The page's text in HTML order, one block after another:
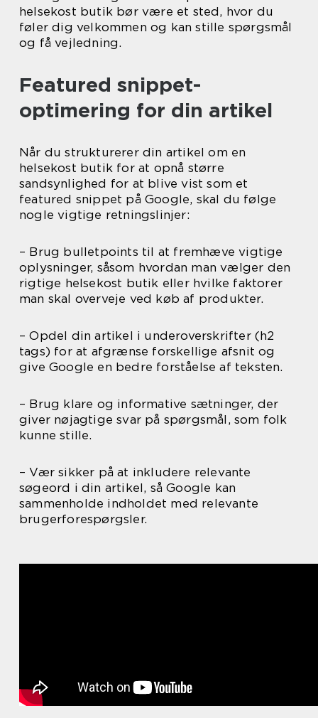
helsekost butik bør være et sted, hvor du
føler dig velkommen og kan stille spørgsmål
og få vejledning.
Featured snippet-
optimering for din artikel
Når du strukturerer din artikel om en
helsekost butik for at opnå større
sandsynlighed for at blive vist som et
featured snippet på Google, skal du følge
nogle vigtige retningslinjer:
– Brug bulletpoints til at fremhæve vigtige
oplysninger, såsom hvordan man vælger den
rigtige helsekost butik eller hvilke faktorer
man skal overveje ved køb af produkter.
– Opdel din artikel i underoverskrifter (h2
tags) for at afgrænse forskellige afsnit og
give Google en bedre forståelse af teksten.
– Brug klare og informative sætninger, der
giver nøjagtige svar på spørgsmål, som folk
kunne stille.
– Vær sikker på at inkludere relevante
søgeord i din artikel, så Google kan
sammenholde indholdet med relevante
brugerforespørgsler.